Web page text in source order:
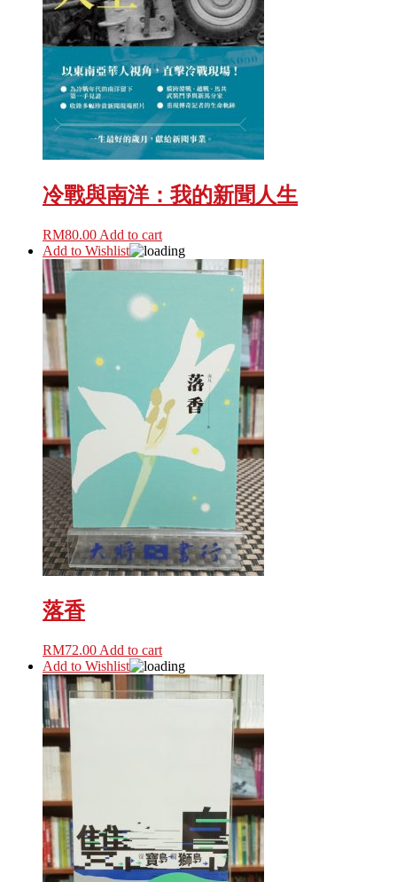
冷戰與南洋：我的新聞人生
RM80.00 Add to cart
Add to Wishlist
落香
RM72.00 Add to cart
Add to Wishlist